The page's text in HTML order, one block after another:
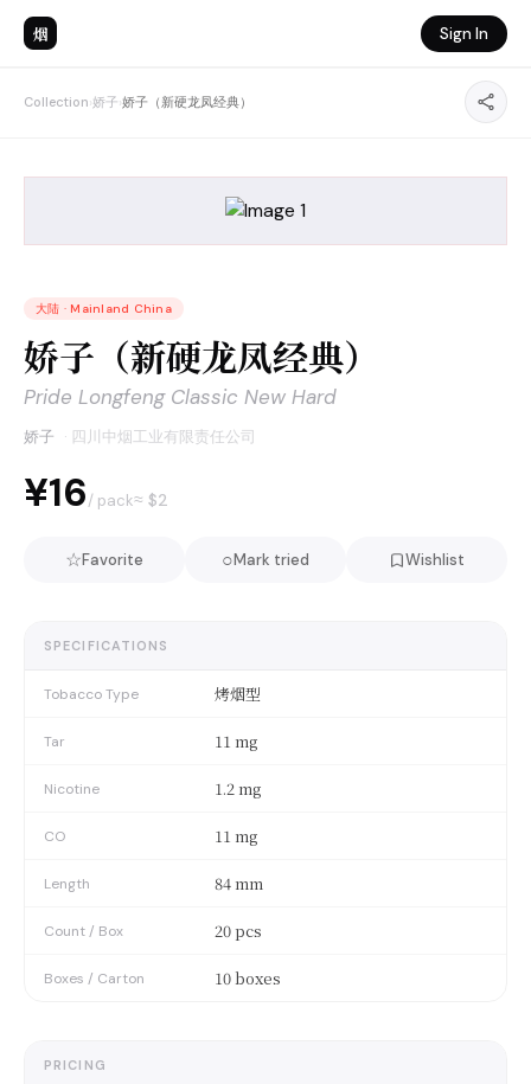
烟 Sign In
Collection›娇子›娇子（新硬龙凤经典）
大陆 · Mainland China
娇子（新硬龙凤经典）
Pride Longfeng Classic New Hard
娇子 · 四川中烟工业有限责任公司
¥16/ pack≈ $2
☆Favorite ○Mark tried Wishlist
SPECIFICATIONS
Tobacco Type 烤烟型
Tar 11 mg
Nicotine 1.2 mg
CO 11 mg
Length 84 mm
Count / Box 20 pcs
Boxes / Carton 10 boxes
PRICING